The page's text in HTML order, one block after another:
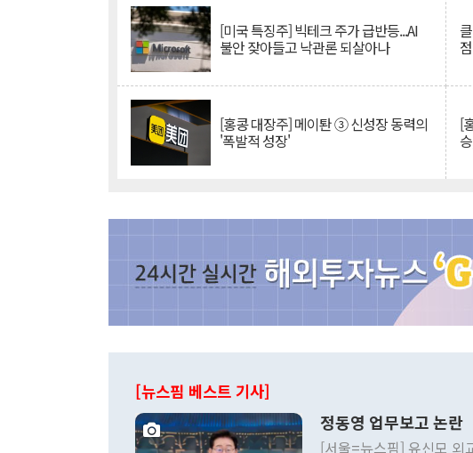
[미국 특징주] 빅테크 주가 급반등...AI
불안 잦아들고 낙관론 되살아나
[홍콩 대장주] 메이퇀 ③ 신성장 동력의
'폭발적 성장'
[
[뉴스핌 베스트 기사]
정동영 업무보고 논란
[서울=뉴스핌] 유신모 외